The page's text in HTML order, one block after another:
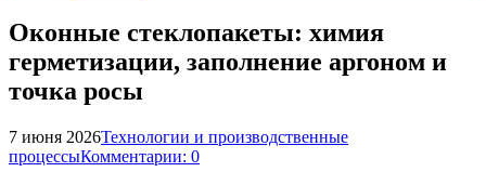
Оконные стеклопакеты: химия
герметизации, заполнение аргоном и
точка росы
7 июня 2026Технологии и производственные
процессыКомментарии: 0